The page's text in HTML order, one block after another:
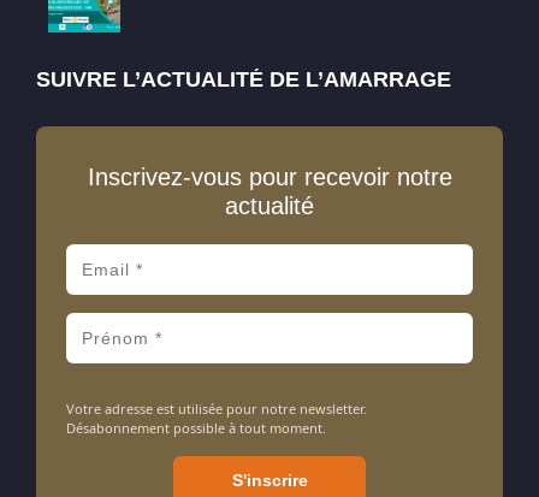
SUIVRE L’ACTUALITÉ DE L’AMARRAGE
Inscrivez-vous pour recevoir notre
actualité
Votre adresse est utilisée pour notre newsletter.
Désabonnement possible à tout moment.